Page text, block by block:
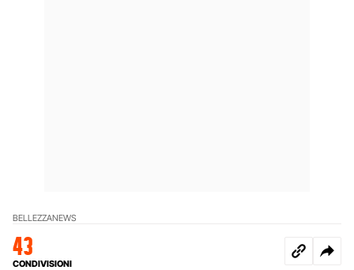
BELLEZZANEWS
43
CONDIVISIONI